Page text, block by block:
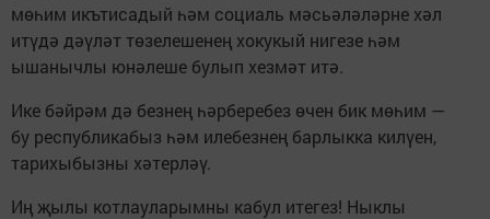
мөһим икътисадый һәм социаль мәсьәләләрне хәл
итүдә дәүләт төзелешенең хокукый нигезе һәм
ышанычлы юнәлеше булып хезмәт итә.
Ике бәйрәм дә безнең һәрберебез өчен бик мөһим —
бу республикабыз һәм илебезнең барлыкка килүен,
тарихыбызны хәтерләү.
Иң җылы котлауларымны кабул итегез! Ныклы